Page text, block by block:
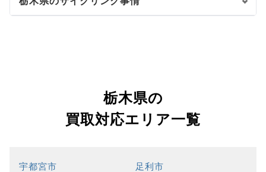
栃木県の
買取対応エリア一覧
宇都宮市 足利市